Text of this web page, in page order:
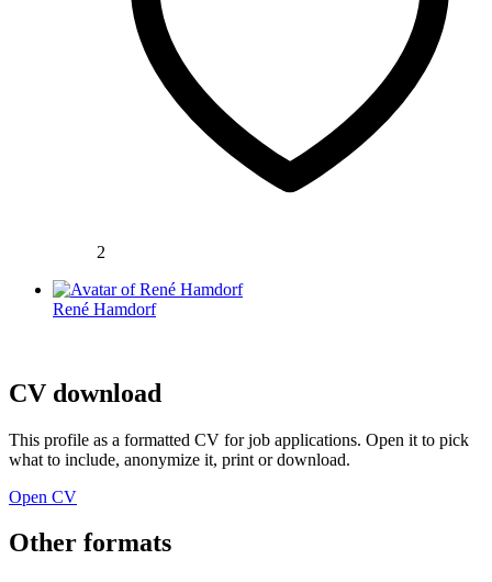
2
René Hamdorf
CV download
This profile as a formatted CV for job applications. Open it to pick
what to include, anonymize it, print or download.
Open CV
Other formats